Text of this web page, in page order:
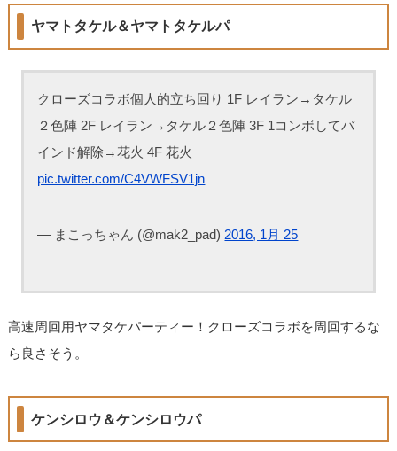
ヤマトタケル＆ヤマトタケルパ
クローズコラボ個人的立ち回り 1F レイラン→タケル
２色陣 2F レイラン→タケル２色陣 3F 1コンボしてバ
インド解除→花火 4F 花火
pic.twitter.com/C4VWFSV1jn
— まこっちゃん (@mak2_pad)2016, 1月 25
高速周回用ヤマタケパーティー！クローズコラボを周回するな
ら良さそう。
ケンシロウ＆ケンシロウパ